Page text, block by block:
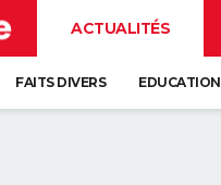
ACTUALITÉS
FAITS DIVERS EDUCATION